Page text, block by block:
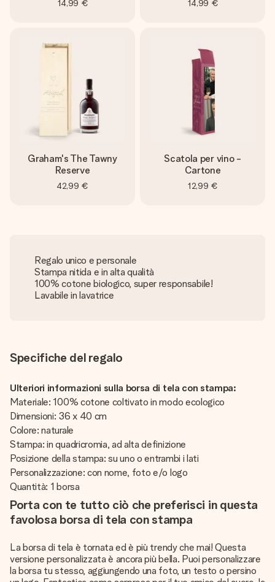
14,99 € 14,99 €
Graham's The Tawny
Reserve
42,99 €
Scatola per vino -
Cartone
12,99 €
Regalo unico e personale
Stampa nitida e in alta qualità
100% cotone biologico, super responsabile!
Lavabile in lavatrice
Specifiche del regalo
Ulteriori informazioni sulla borsa di tela con stampa:
Materiale: 100% cotone coltivato in modo ecologico
Dimensioni: 36 x 40 cm
Colore: naturale
Stampa: in quadricromia, ad alta definizione
Posizione della stampa: su uno o entrambi i lati
Personalizzazione: con nome, foto e/o logo
Quantità: 1 borsa
Porta con te tutto ciò che preferisci in questa
favolosa borsa di tela con stampa
La borsa di tela è tornata ed è più trendy che mai! Questa
versione personalizzata è ancora più bella. Puoi personalizzare
la borsa tu stesso, aggiungendo una foto, un testo o persino